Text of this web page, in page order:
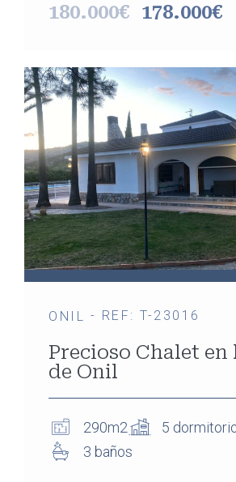
180.000€ 178.000€
ONIL - REF: T-23016
Precioso Chalet en
de Onil
290m2
5
3 baños